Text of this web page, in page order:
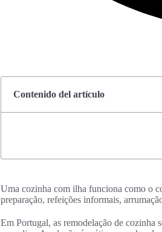
Contenido del artículo
Uma cozinha com ilha funciona como o
preparação, refeições informais,
Em Portugal, as remodelação de cozinha